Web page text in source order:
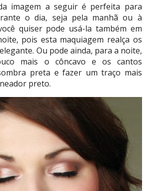
imagem a seguir é perfeita para
o dia, seja pela manhã ou à
quiser pode usá-la também em
pois esta maquiagem realça os
Ou pode ainda, para a noite,
mais o côncavo e os cantos
preta e fazer um traço mais
preto.